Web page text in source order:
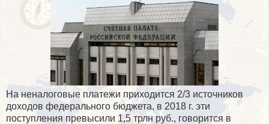
На неналоговые платежи приходится 2/3 источников
доходов федерального бюджета, в 2018 г. эти
поступления превысили 1,5 трлн руб., говорится в